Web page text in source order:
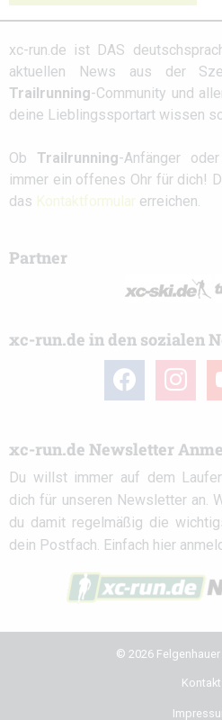
xc-run.de ist DAS
aktuellen News aus der
Trailrunning-Community und
deine Lieblingssportart wissen
Ob Trailrunning-Anfänger
immer ein offenes Ohr für dich!
das Kontaktformular erreichen.
Partner
xc-run.de in den sozialen
facebook instagram
xc-run.de Newsletter
Du willst immer auf dem
dich für unseren Newsletter an.
du damit regelmäßig die
dein Postfach. Einfach hier
© 2026
Kontakt